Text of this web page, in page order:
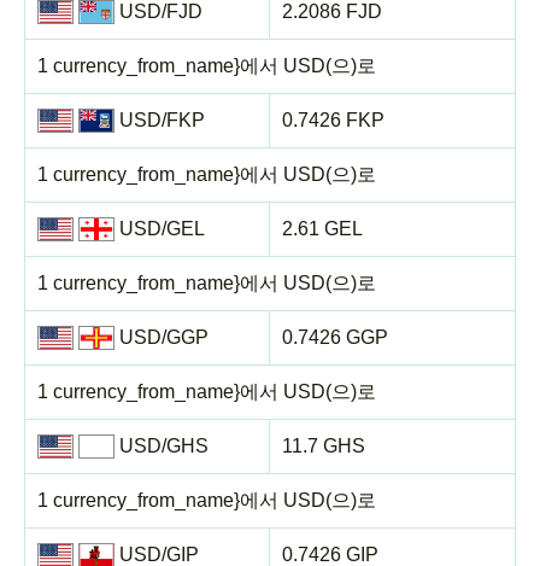
USD/FJD
1 currency_from_name}에서 USD(으)로
2.2086 FJD
USD/FKP
1 currency_from_name}에서 USD(으)로
0.7426 FKP
USD/GEL
1 currency_from_name}에서 USD(으)로
2.61 GEL
USD/GGP
1 currency_from_name}에서 USD(으)로
0.7426 GGP
USD/GHS
1 currency_from_name}에서 USD(으)로
11.7 GHS
USD/GIP 0.7426 GIP